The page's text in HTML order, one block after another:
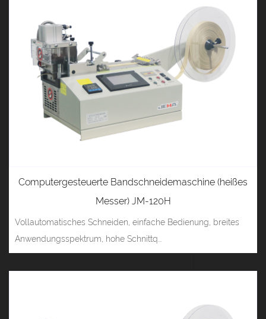
Computergesteuerte Bandschneidemaschine (heißes
Messer) JM-120H
Vollautomatisches Schneiden, einfache Bedienung, breites
Anwendungsspektrum, hohe Schnittq...